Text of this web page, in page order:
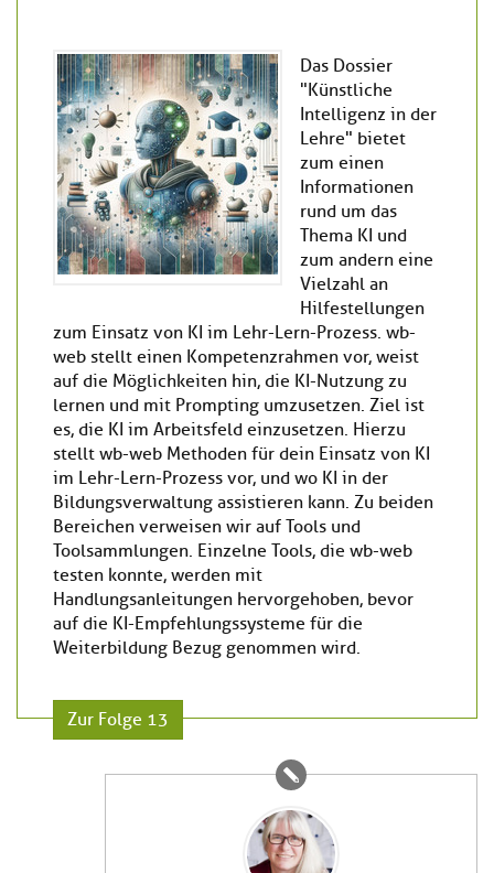
Das Dossier
"Künstliche
Intelligenz in der
Lehre" bietet
zum einen
Informationen
rund um das
Thema KI und
zum andern eine
Vielzahl an
Hilfestellungen
zum Einsatz von KI im Lehr-Lern-Prozess. wb-
web stellt einen Kompetenzrahmen vor, weist
auf die Möglichkeiten hin, die KI-Nutzung zu
lernen und mit Prompting umzusetzen. Ziel ist
es, die KI im Arbeitsfeld einzusetzen. Hierzu
stellt wb-web Methoden für dein Einsatz von KI
im Lehr-Lern-Prozess vor, und wo KI in der
Bildungsverwaltung assistieren kann. Zu beiden
Bereichen verweisen wir auf Tools und
Toolsammlungen. Einzelne Tools, die wb-web
testen konnte, werden mit
Handlungsanleitungen hervorgehoben, bevor
auf die KI-Empfehlungssysteme für die
Weiterbildung Bezug genommen wird.
Zur Folge 13